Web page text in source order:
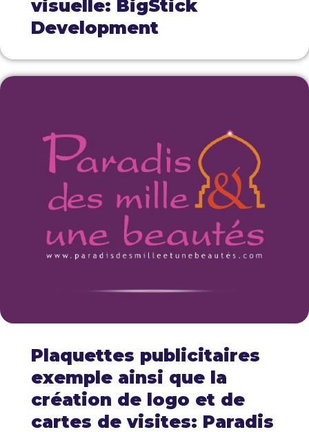
visuelle: BigStick
Development
Plaquettes publicitaires
exemple ainsi que la
création de logo et de
cartes de visites: Paradis